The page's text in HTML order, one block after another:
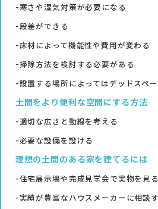
寒さや湿気対策が必要になる
段差ができる
床材によって機能性や費用が変わる
掃除方法を検討する必要がある
設置する場所によってはデッドスペ
土間をより便利な空間にする方法
適切な広さと動線を考える
必要な設備を設ける
理想の土間のある家を建てるには
住宅展示場や完成見学会で実物を見る
実績が豊富なハウスメーカーに相談